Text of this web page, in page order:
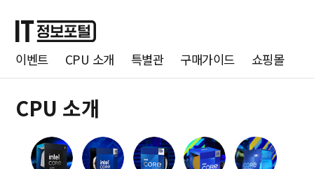
이벤트 CPU 소개 특별관 구매가이드 쇼핑몰
CPU 소개